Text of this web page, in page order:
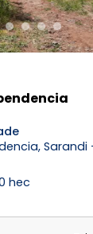
Sarandi
hec